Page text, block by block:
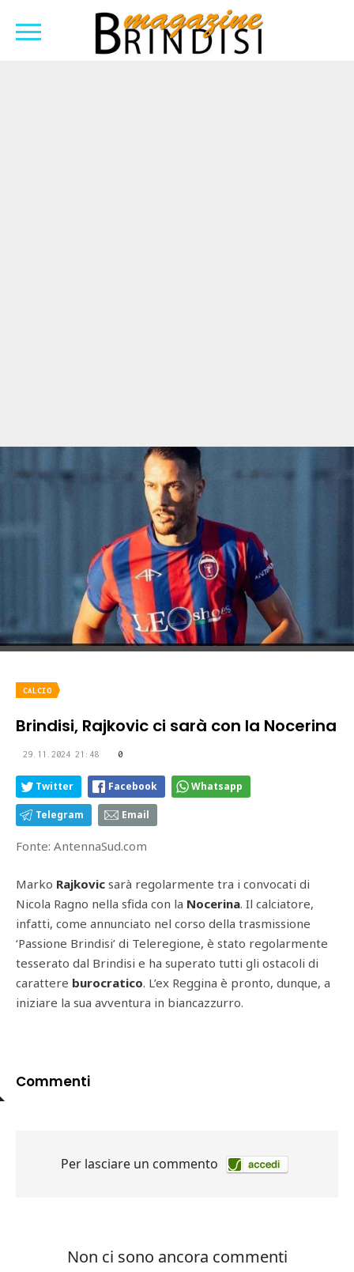
CALCIO
Brindisi, Rajkovic ci sarà con la Nocerina
29.11.2024 21:48 0
Twitter Facebook Whatsapp
Telegram Email
Fonte: AntennaSud.com
Marko Rajkovic sarà regolarmente tra i convocati di
Nicola Ragno nella sfida con la Nocerina. Il calciatore,
infatti, come annunciato nel corso della trasmissione
‘Passione Brindisi’ di Teleregione, è stato regolarmente
tesserato dal Brindisi e ha superato tutti gli ostacoli di
carattere burocratico. L’ex Reggina è pronto, dunque, a
iniziare la sua avventura in biancazzurro.
Commenti